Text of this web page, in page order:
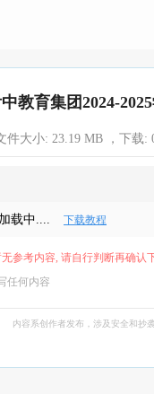
教育集团2024-
件大小: 23.19 MB ，下载:
载中.... 下载教程
参考内容, 请自行判断再确认
任何内容
内容系创作者发布，涉及安全和抄